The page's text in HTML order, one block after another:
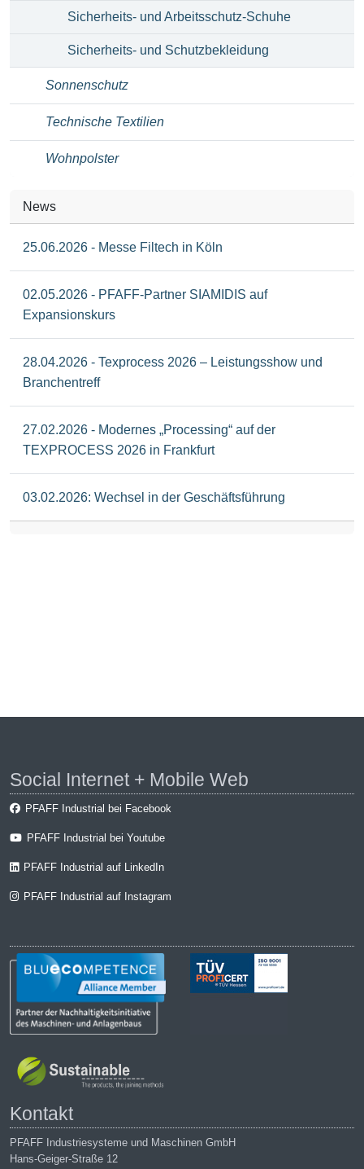
Sicherheits- und Arbeitsschutz-Schuhe
Sicherheits- und Schutzbekleidung
Sonnenschutz
Technische Textilien
Wohnpolster
News
25.06.2026 - Messe Filtech in Köln
02.05.2026 - PFAFF-Partner SIAMIDIS auf
Expansionskurs
28.04.2026 - Texprocess 2026 – Leistungsshow und
Branchentreff
27.02.2026 - Modernes „Processing“ auf der
TEXPROCESS 2026 in Frankfurt
03.02.2026: Wechsel in der Geschäftsführung
Social Internet + Mobile Web
PFAFF Industrial bei Facebook
PFAFF Industrial bei Youtube
PFAFF Industrial auf LinkedIn
PFAFF Industrial auf Instagram
Kontakt
PFAFF Industriesysteme und Maschinen GmbH
Hans-Geiger-Straße 12